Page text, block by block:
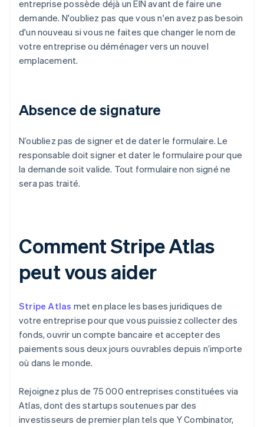
entreprise possède déjà un EIN avant de faire une
demande. N'oubliez pas que vous n'en avez pas besoin
d'un nouveau si vous ne faites que changer le nom de
votre entreprise ou déménager vers un nouvel
emplacement.
Absence de signature
N’oubliez pas de signer et de dater le formulaire. Le
responsable doit signer et dater le formulaire pour que
la demande soit valide. Tout formulaire non signé ne
sera pas traité.
Comment Stripe Atlas
peut vous aider
Stripe Atlas met en place les bases juridiques de
votre entreprise pour que vous puissiez collecter des
fonds, ouvrir un compte bancaire et accepter des
paiements sous deux jours ouvrables depuis n’importe
où dans le monde.
Rejoignez plus de 75 000 entreprises constituées via
Atlas, dont des startups soutenues par des
investisseurs de premier plan tels que Y Combinator,